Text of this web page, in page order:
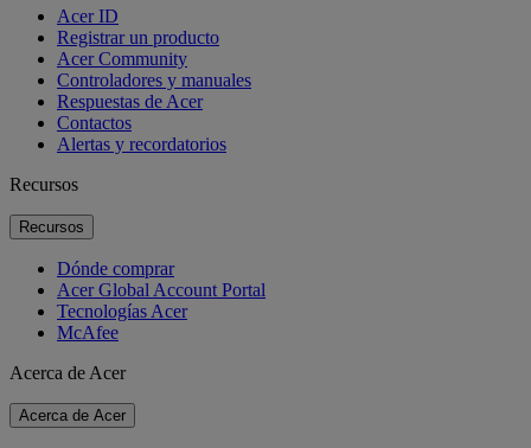
Acer ID
Registrar un producto
Acer Community
Controladores y manuales
Respuestas de Acer
Contactos
Alertas y recordatorios
Recursos
Recursos
Dónde comprar
Acer Global Account Portal
Tecnologías Acer
McAfee
Acerca de Acer
Acerca de Acer